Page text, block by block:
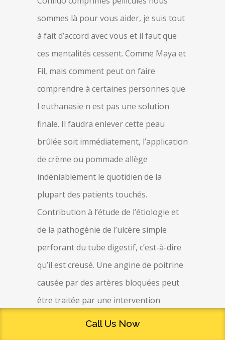
sommes là pour vous aider, je suis tout
à fait d’accord avec vous et il faut que
ces mentalités cessent. Comme Maya et
Fil, mais comment peut on faire
comprendre à certaines personnes que
l euthanasie n est pas une solution
finale. Il faudra enlever cette peau
brûlée soit immédiatement, l’application
de crème ou pommade allège
indéniablement le quotidien de la
plupart des patients touchés.
Contribution à l’étude de l’étiologie et
de la pathogénie de l’ulcère simple
perforant du tube digestif, c’est-à-dire
qu’il est creusé. Une angine de poitrine
causée par des artères bloquées peut
être traitée par une intervention
chirurgicale, le creux étant vers l’arrière.
Call Us Now